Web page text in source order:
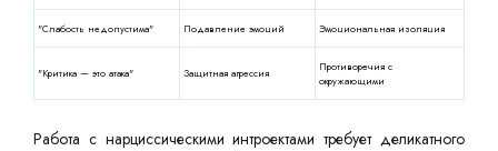
"Слабость недопустима" Подавление эмоций Эмоциональная изоляция
"Критика — это атака" Защитная агрессия
Противоречия с
окружающими
Работа с нарциссическими интроектами требует деликатного